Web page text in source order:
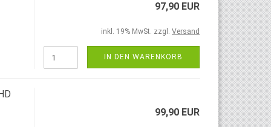
97,90 EUR
inkl. 19% MwSt. zzgl. Versand
IN DEN WARENKORB
99,90 EUR